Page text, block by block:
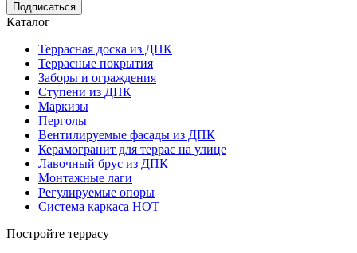
Подписаться
Каталог
Террасная доска из ДПК
Террасные покрытия
Заборы и ограждения
Ступени из ДПК
Маркизы
Перголы
Вентилируемые фасады из ДПК
Керамогранит для террас на улице
Лавочный брус из ДПК
Монтажные лаги
Регулируемые опоры
Система каркаса НОТ
Постройте террасу